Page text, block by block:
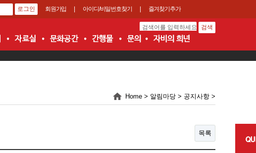
회원가입 | 아이디/비밀번호찾기 | 즐겨찾기추가
Home > 알림마당 > 공지사항 >
목록